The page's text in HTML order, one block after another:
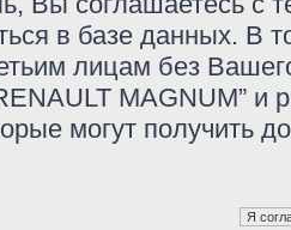
в базе данных. В
лицам без
MAGNUM” и
могут получить